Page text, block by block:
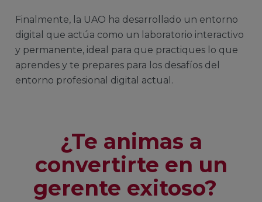
Finalmente, la UAO ha desarrollado un entorno
digital que actúa como un laboratorio interactivo
y permanente, ideal para que practiques lo que
aprendes y te prepares para los desafíos del
entorno profesional digital actual.
¿Te animas a
convertirte en un
gerente exitoso?